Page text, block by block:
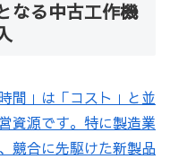
なる中古工作機
間」は「コスト」と並
資源です。特に製造業
競合に先駆けた新製品